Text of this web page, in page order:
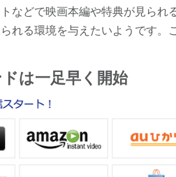
などで映画本編や特典が見られ
れる環境を与えたいようです。
は一足早く開始